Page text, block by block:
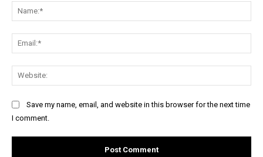
Save my name, email, and website in this browser for the next time
I comment.